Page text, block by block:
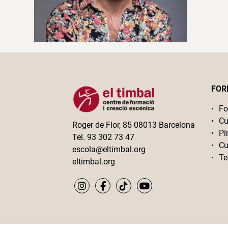
Roger de Flor, 85 08013 Barcelona
Tel. 93 302 73 47
escola@eltimbal.org
eltimbal.org